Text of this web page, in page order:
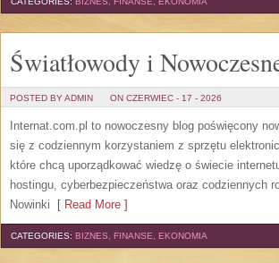
Światłowody i
POSTED BY ADMIN ON CZERWIEC - 17 - 2026
Internat.com.pl to nowoczesny blog poświęcony
się z codziennym korzystaniem z sprzętu
które chcą uporządkować wiedzę o świecie
hostingu, cyberbezpieczeństwa oraz codziennych
Nowinki [ Read More ]
CATEGORIES: BIZNES, FINANSE, EKONOMIA